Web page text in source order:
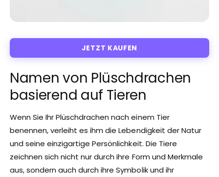
JETZT KAUFEN
Namen von Plüschdrachen
basierend auf Tieren
Wenn Sie Ihr Plüschdrachen nach einem Tier
benennen, verleiht es ihm die Lebendigkeit der Natur
und seine einzigartige Persönlichkeit. Die Tiere
zeichnen sich nicht nur durch ihre Form und Merkmale
aus, sondern auch durch ihre Symbolik und ihr